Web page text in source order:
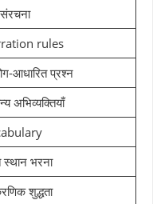
rules
आधारित प्रश्न
अभिव्यक्तियाँ
स्थान भरना
शुद्धता